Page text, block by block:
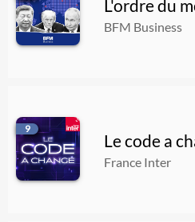
L'ordre du
BFM Business
9
Le code a
France Inter